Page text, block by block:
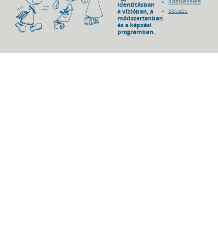
identitásban
a vízióban, a
módszertanban
és a képzési
programban.
Adatkezelés
Sütizés